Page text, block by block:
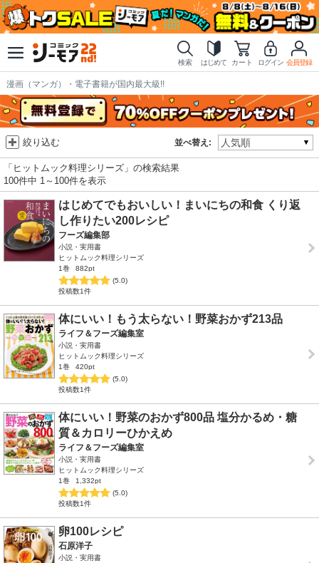
検索 はじめて カート ログイン 会員登録
漫画（マンガ）・電子書籍が国内最大級!!
並べ替え:
絞り込む
「ヒットムック料理シリーズ」の検索結果
100件中 1～100件を表示
はじめてでもおいしい！まいにちの和食 くり返
し作りたい200レシピ
フーズ編集部
小説・実用書
ヒットムック料理シリーズ
1巻
882pt
(5.0)
投稿数1件
体にいい！もう太らない！野菜おかず213品
ライフ＆フーズ編集室
小説・実用書
ヒットムック料理シリーズ
1巻
420pt
(5.0)
投稿数1件
体にいい！野菜のおかず800品 塩分かるめ・糖
質＆カロリーひかえめ
ライフ＆フーズ編集室
小説・実用書
ヒットムック料理シリーズ
1巻
1,332pt
(5.0)
投稿数1件
卵100レシピ
石原洋子
小説・実用書